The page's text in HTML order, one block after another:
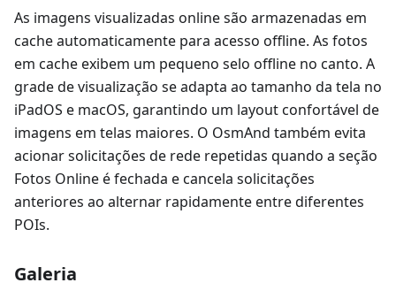
As imagens visualizadas online são armazenadas em
cache automaticamente para acesso offline. As fotos
em cache exibem um pequeno selo offline no canto. A
grade de visualização se adapta ao tamanho da tela no
iPadOS e macOS, garantindo um layout confortável de
imagens em telas maiores. O OsmAnd também evita
acionar solicitações de rede repetidas quando a seção
Fotos Online é fechada e cancela solicitações
anteriores ao alternar rapidamente entre diferentes
POIs.
Galeria